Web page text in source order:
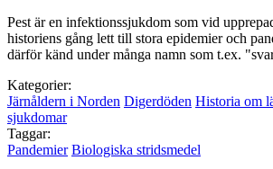
Pest är en infektionssjukdom som vid
historiens gång lett till stora epidemier och
därför känd under många namn som t.ex.
Kategorier:
Järnåldern i Norden Digerdöden Historia om
sjukdomar
Taggar:
Pandemier Biologiska stridsmedel